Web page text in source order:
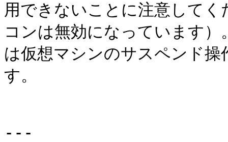
用できないことに注意し
コンは無効になっています
は仮想マシンのサスペンド
す。
---